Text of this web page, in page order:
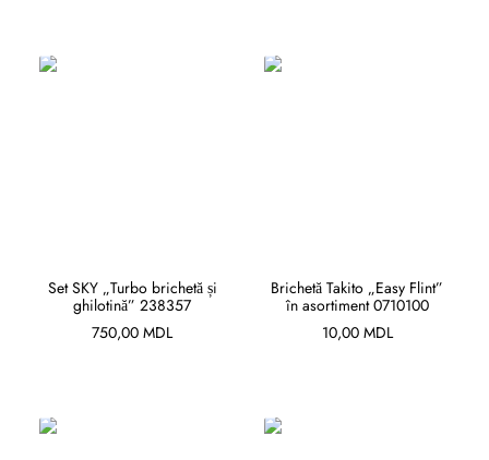
ADAUGĂ ÎN COȘ
Set SKY „Turbo brichetă și
ghilotină” 238357
750,00 MDL
ADAUGĂ ÎN COȘ
Brichetă Takito „Easy Flint”
în asortiment 0710100
10,00 MDL